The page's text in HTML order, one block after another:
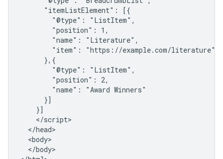
      "itemListElement": [{
        "@type": "ListItem",
        "position": 1,
        "name": "Literature",
        "item": "https://example.com/literature"
      },{
        "@type": "ListItem",
        "position": 2,
        "name": "Award Winners"
      }]
    }]
    </script>
  </head>
  <body>
  </body>